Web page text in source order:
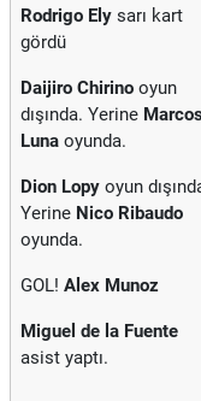
Rodrigo Ely sarı kart
gördü
Daijiro Chirino oyun
dışında. Yerine
Luna oyunda.
Dion Lopy oyun
Yerine Nico Ribaudo
oyunda.
GOL! Alex Munoz
Miguel de la Fuente
asist yaptı.